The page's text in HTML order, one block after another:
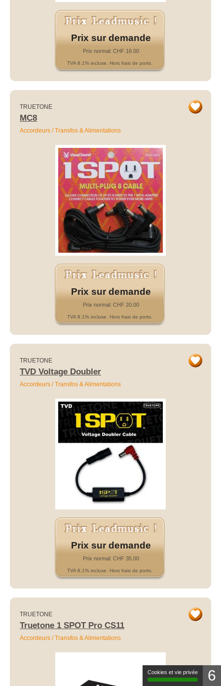
Prix sur demande
Prix normal: CHF 16.00
TVA 8.1% incluse. Hors frais de ports.
TRUETONE
MC8
Accordeurs / Transfos & Alimentations
Prix sur demande
Prix normal: CHF 20.00
TVA 8.1% incluse. Hors frais de ports.
TRUETONE
TVD Voltage Doubler
Accordeurs / Transfos & Alimentations
Prix sur demande
Prix normal: CHF 35.00
TVA 8.1% incluse. Hors frais de ports.
TRUETONE
Truetone 1 SPOT Pro CS11
Accordeurs / Transfos & Alimentations
6